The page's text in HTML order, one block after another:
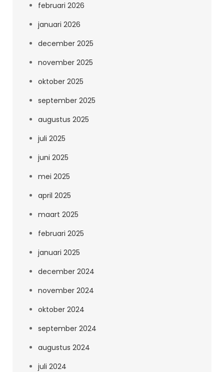
februari 2026
januari 2026
december 2025
november 2025
oktober 2025
september 2025
augustus 2025
juli 2025
juni 2025
mei 2025
april 2025
maart 2025
februari 2025
januari 2025
december 2024
november 2024
oktober 2024
september 2024
augustus 2024
juli 2024